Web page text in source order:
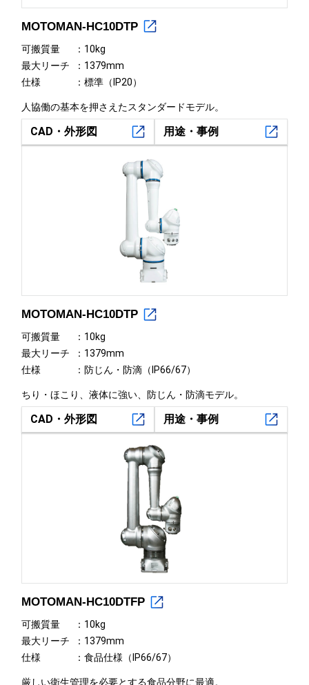
MOTOMAN-HC10DTP
可搬質量
10kg
最大リーチ
1379mm
仕様
標準（IP20）
人協働の基本を押さえたスタンダードモデル。
CAD・外形図 用途・事例
MOTOMAN-HC10DTP
可搬質量
10kg
最大リーチ
1379mm
仕様
防じん・防滴（IP66/67）
ちり・ほこり、液体に強い、防じん・防滴モデル。
CAD・外形図 用途・事例
MOTOMAN-HC10DTFP
可搬質量
10kg
最大リーチ
1379mm
仕様
食品仕様（IP66/67）
厳しい衛生管理を必要とする食品分野に最適。